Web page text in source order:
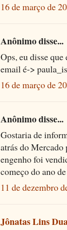
16 de março de
Anônimo disse...
Ops, eu disse
email é->
16 de março de
Anônimo disse...
Gostaria de
atrás do
engenho foi
começo do ano
11 de dezembro
Jônatas Lins